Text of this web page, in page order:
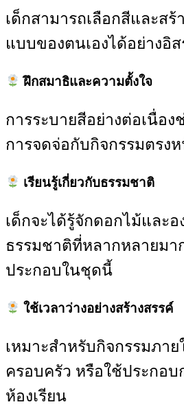
เด็กสามารถเลือกสีและสร้
แบบของตนเองได้อย่างอิส
ฝึกสมาธิและความตั้งใจ
การระบายสีอย่างต่อเนื่อง
การจดจ่อกับกิจกรรมตรง
เรียนรู้เกี่ยวกับธรรมชาติ
เด็กจะได้รู้จักดอกไม้และ
ธรรมชาติที่หลากหลายม
ประกอบในชุดนี้
ใช้เวลาว่างอย่างสร้างสรรค์
เหมาะสำหรับกิจกรรมภา
ครอบครัว หรือใช้ประกอบ
ห้องเรียน